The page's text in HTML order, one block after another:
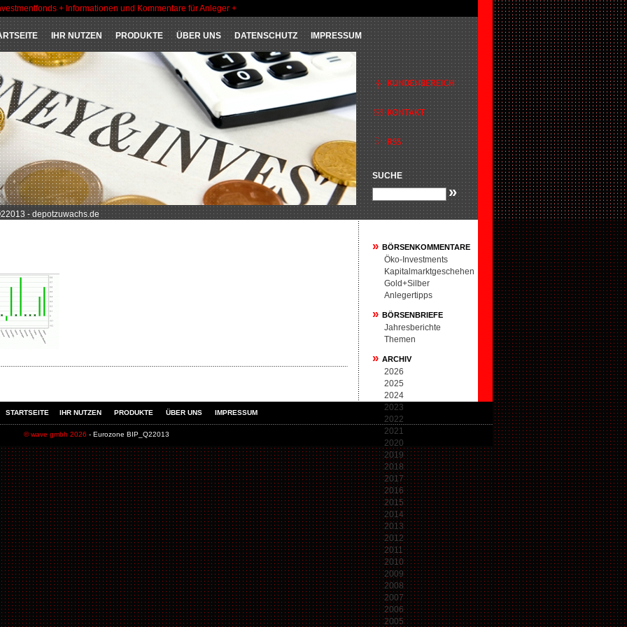
+ Informationen und Kommentare für Anleger +
IHR NUTZEN PRODUKTE ÜBER UNS DATENSCHUTZ IMPRESSUM
SUCHE
»
- depotzuwachs.de
» BÖRSENKOMMENTARE
Öko-Investments
Kapitalmarktgeschehen
Gold+Silber
Anlegertipps
» BÖRSENBRIEFE
Jahresberichte
Themen
» ARCHIV
2026
2025
2024
2023
2022
2021
2020
2019
2018
2017
2016
2015
2014
2013
2012
2011
2010
2009
2008
2007
2006
2005
STARTSEITE IHR NUTZEN PRODUKTE ÜBER UNS IMPRESSUM
© wave gmbh 2026 - Eurozone BIP_Q22013